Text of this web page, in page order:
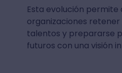
Esta evolución permite
organizaciones retener
talentos y prepararse
futuros con una visión